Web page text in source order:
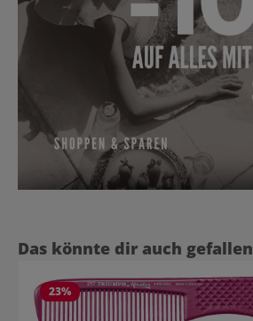
Produktgalerie überspringen
Das könnte dir auch gefallen
23%